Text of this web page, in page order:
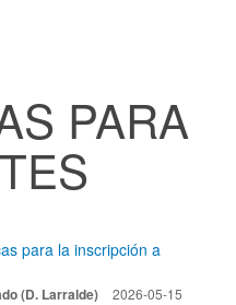
PARA
para la inscripción a
(D. Larralde)
2026-05-15